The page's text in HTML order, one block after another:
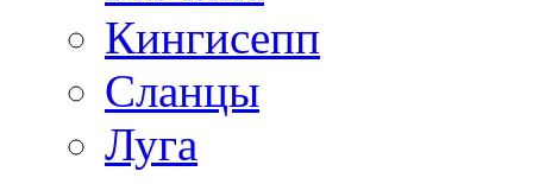
Кингисепп
Сланцы
Луга